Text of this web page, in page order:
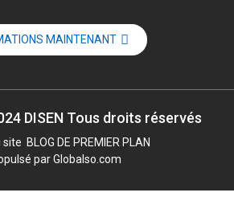
MAINTENANT
DISEN Tous droits réservés
site BLOG DE PREMIER PLAN
par Globalso.com